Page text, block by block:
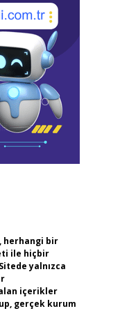
herhangi bir
ile hiçbir
yalnızca
içerikler
gerçek kurum